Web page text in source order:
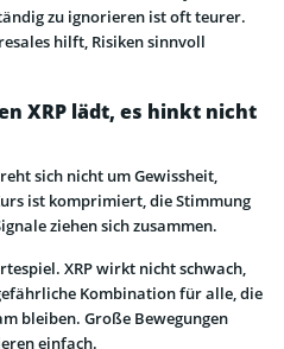
zu ignorieren ist oft teurer.
hilft, Risiken sinnvoll
XRP lädt, es hinkt nicht
sich nicht um Gewissheit,
ist komprimiert, die Stimmung
ziehen sich zusammen.
XRP wirkt nicht schwach,
Kombination für alle, die
bleiben. Große Bewegungen
einfach.